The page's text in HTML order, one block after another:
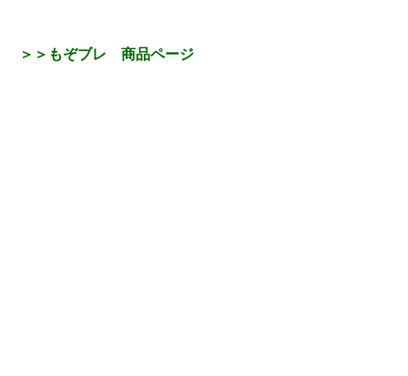
＞＞もぞブレ 商品ページ